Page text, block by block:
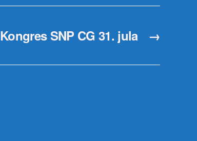
→
Kongres SNP CG 31. jula